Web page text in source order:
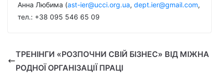
Анна Любима (ast-ier@ucci.org.ua, dept.ier@gmail.com,
тел.: +38 095 546 65 09
ТРЕНІНГИ «РОЗПОЧНИ СВІЙ БІЗНЕС» ВІД МІЖНА
РОДНОЇ ОРГАНІЗАЦІЇ ПРАЦІ